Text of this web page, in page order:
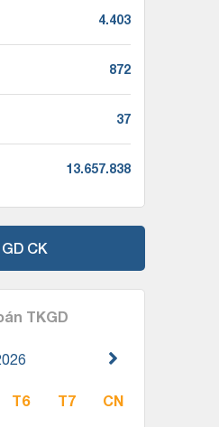
4.403
872
37
13.657.838
CK
TKGD
T6 T7 CN